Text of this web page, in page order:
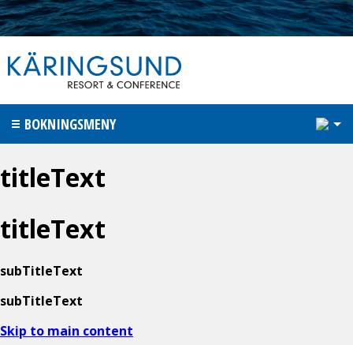
BOKNINGSMENY
titleText
titleText
subTitleText
subTitleText
Skip to main content